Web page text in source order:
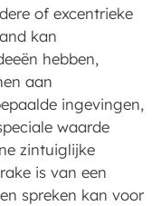
of excentrieke
kan
hebben,
aan
ingevingen,
waarde
zintuiglijke
is van een
spreken kan voor